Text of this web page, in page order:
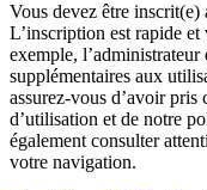
Vous devez être
L’inscription est rapide
exemple,
supplémentaires aux
assurez-vous d’avoir pris
d’utilisation et de notre
également consulter
votre navigation.